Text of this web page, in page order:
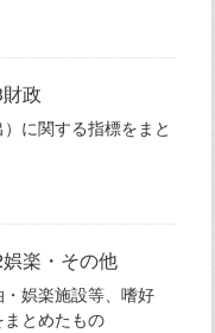
政
に関する指標をまと
楽・その他
娯楽施設等、嗜好
とめたもの